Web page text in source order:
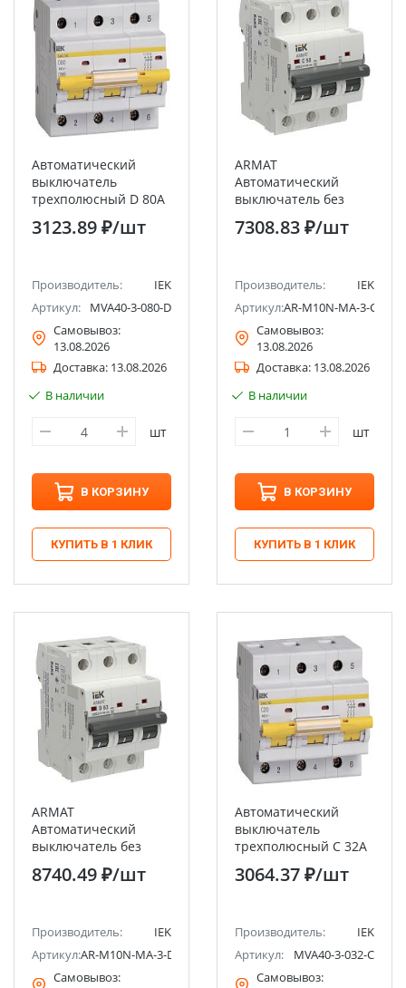
Автоматический
выключатель
трехполюсный D 80А
10кА ВА47-100 IEK
3123.89 ₽/шт
Производитель:
IEK
Артикул:
MVA40-3-080-D
Самовывоз:
13.08.2026
Доставка: 13.08.2026
В наличии
шт
В КОРЗИНУ
КУПИТЬ В 1 КЛИК
ARMAT
Автоматический
выключатель без
расцепителя M10N-
7308.83 ₽/шт
Производитель:
IEK
Артикул:AR-M10N-MA-3-C050
Самовывоз:
13.08.2026
Доставка: 13.08.2026
В наличии
шт
В КОРЗИНУ
КУПИТЬ В 1 КЛИК
ARMAT
Автоматический
выключатель без
расцепителя M10N-
8740.49 ₽/шт
Производитель:
IEK
Артикул:AR-M10N-MA-3-D063
Самовывоз:
Автоматический
выключатель
трехполюсный C 32А
10кА ВА47-100 IEK
3064.37 ₽/шт
Производитель:
IEK
Артикул:
MVA40-3-032-C
Самовывоз: